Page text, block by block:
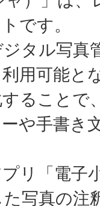
です。
タル写真
用可能と
ることで
や手書き
リ「電子
写真の注